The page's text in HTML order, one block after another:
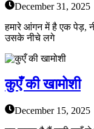
December 31, 2025
हमारे आंगन में है एक पेड़,
उसके नीचे लगे
कुएँ की खामोशी
December 15, 2025